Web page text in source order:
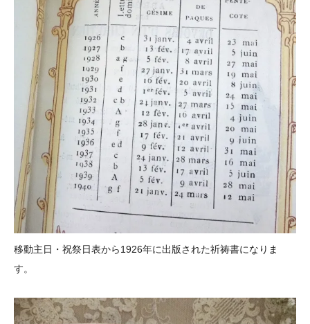
移動主日・祝祭日表から1926年に出版された祈祷書になりま
す。